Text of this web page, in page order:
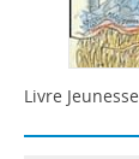
Livre Jeunesse